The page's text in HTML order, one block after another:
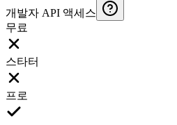
개발자 API 액세스
무료
스타터
프로